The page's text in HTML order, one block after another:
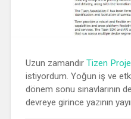
Uzun zamandır Tizen
istiyordum. Yoğun iş ve
dönem sonu sınavlarının
devreye girince yazının